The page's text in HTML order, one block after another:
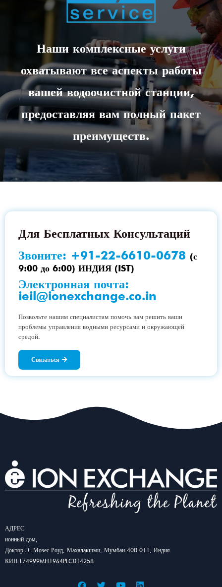
Наши комплексные услуги
охватывают все аспекты работы
вашей водоочистной станции,
предоставляя вам полный пакет
преимуществ.
Для Бесплатных Консультаций
Звоните: +91-22-6610-0678 (с
9:00 до 6:00) ИНДИЯ (IST)
Электронная почта:
ieil@ionexchange.co.in
Позвольте нашим специалистам помочь вам решить ваши
проблемы управления водными ресурсами и окружающей
средой.
Связаться
АДРЕС
ионный дом,
Доктор Э. Мозес Роуд, Махалакшми, Мумбаи-400 011, Индия
КИН:L74999MH1964PLC014258